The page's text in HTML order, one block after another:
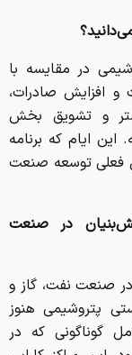
در مقایسه با
و افزایش صادرات،
و تشویق بخش
ایام که برنامه
فعلی توسعه صنعت
در صنعت
صنعت نفت، گاز و
پتروشیمی هنوز
گوناگونی که در